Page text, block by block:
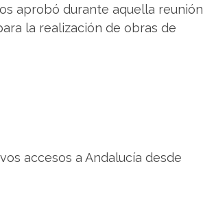
aprobó durante aquella reunión
la realización de obras de
accesos a Andalucía desde